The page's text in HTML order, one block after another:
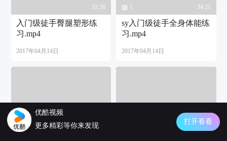
31:38
入门级徒手臀腿塑形练
习.mp4
2017年04月14日
34:21
sy入门级徒手全身体能练
习.mp4
2017年04月14日
徒手腰腹塑形训练III.mp4
31:57
初级徒手腿部塑形训练
优酷视频
更多精彩等你来发现
打开看看